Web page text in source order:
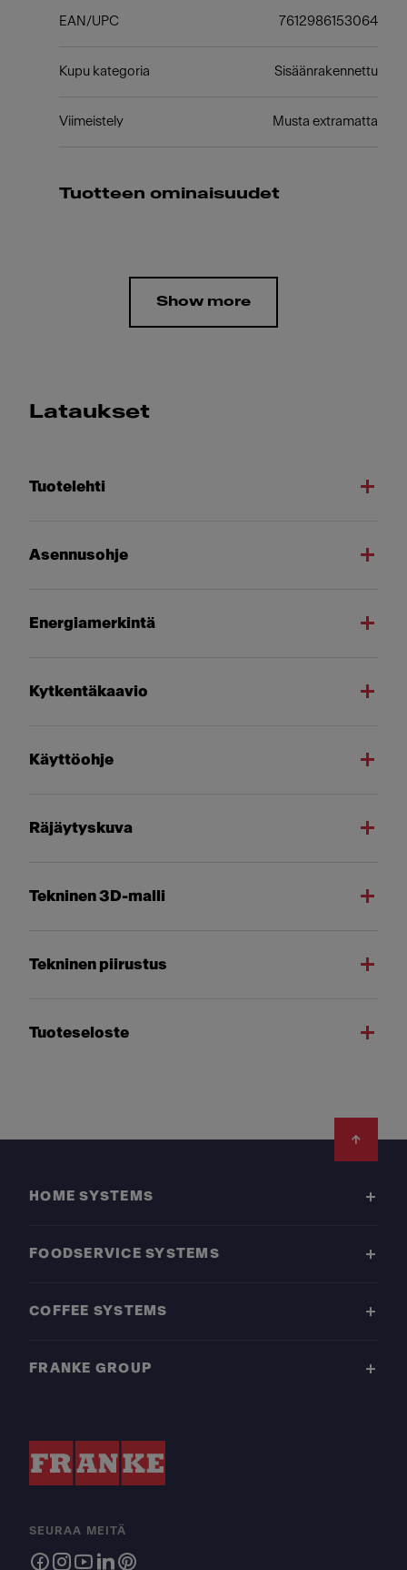
EAN/UPC 7612986153064
Kupu kategoria Sisäänrakennettu
Viimeistely Musta extramatta
Tuotteen ominaisuudet
Show more
Lataukset
Tuotelehti
Asennusohje
Energiamerkintä
Kytkentäkaavio
Käyttöohje
Räjäytyskuva
Tekninen 3D-malli
Tekninen piirustus
Tuoteseloste
HOME SYSTEMS
FOODSERVICE SYSTEMS
COFFEE SYSTEMS
FRANKE GROUP
SEURAA MEITÄ